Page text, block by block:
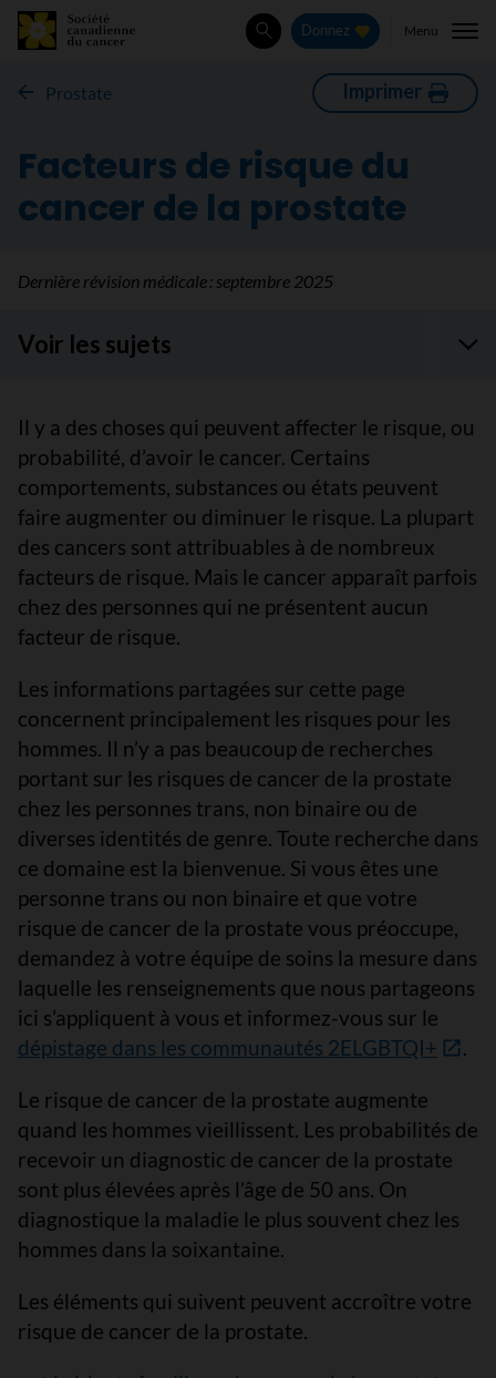
Rechercher
Donnez Menu
Prostate Imprimer
Facteurs de risque du
cancer de la prostate
Dernière révision médicale : septembre 2025
Voir les sujets
Il y a des choses qui peuvent affecter le risque, ou
probabilité, d’avoir le cancer. Certains
comportements, substances ou états peuvent
faire augmenter ou diminuer le risque. La plupart
des cancers sont attribuables à de nombreux
facteurs de risque. Mais le cancer apparaît parfois
chez des personnes qui ne présentent aucun
facteur de risque.
Les informations partagées sur cette page
concernent principalement les risques pour les
hommes. Il n’y a pas beaucoup de recherches
portant sur les risques de cancer de la prostate
chez les personnes trans, non binaire ou de
diverses identités de genre. Toute recherche dans
ce domaine est la bienvenue. Si vous êtes une
personne trans ou non binaire et que votre
risque de cancer de la prostate vous préoccupe,
demandez à votre équipe de soins la mesure dans
laquelle les renseignements que nous partageons
ici s’appliquent à vous et informez-vous sur le
dépistage dans les communautés 2ELGBTQI+
.
Le risque de cancer de la prostate augmente
quand les hommes vieillissent. Les probabilités de
recevoir un diagnostic de cancer de la prostate
sont plus élevées après l’âge de 50 ans. On
diagnostique la maladie le plus souvent chez les
hommes dans la soixantaine.
Les éléments qui suivent peuvent accroître votre
risque de cancer de la prostate.